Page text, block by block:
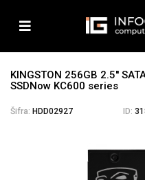
KINGSTON 256GB 2.5''
SSDNow KC600 series
Šifra: HDD02927 ID: